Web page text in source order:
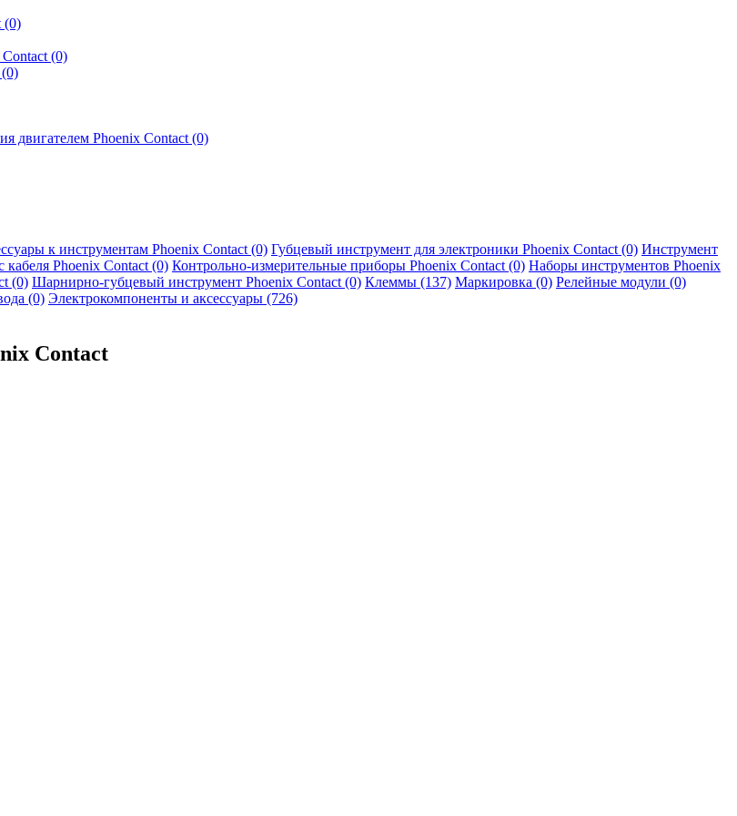
(0)
(0)
двигателем Phoenix Contact (0)
к инструментам Phoenix Contact (0) Губцевый инструмент для электроники Phoenix Contact (0) Инструмент
Phoenix Contact (0) Контрольно-измерительные приборы Phoenix Contact (0) Наборы инструментов Phoenix
(0) Шарнирно-губцевый инструмент Phoenix Contact (0) Клеммы (137) Маркировка (0) Релейные модули (0)
(0) Электрокомпоненты и аксессуары (726)
Contact